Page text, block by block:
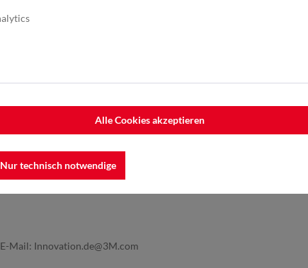
Mail: Innovation.de@3M.com
Alle Cookies akzeptieren
Nur technisch notwendige